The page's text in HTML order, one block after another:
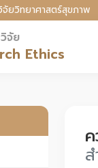
ยวิทยาศาสตร์สุขภาพ
จัย
Ethics